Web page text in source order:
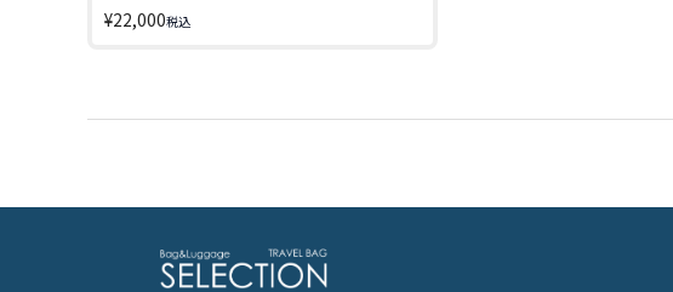
ーチ
¥22,000税込